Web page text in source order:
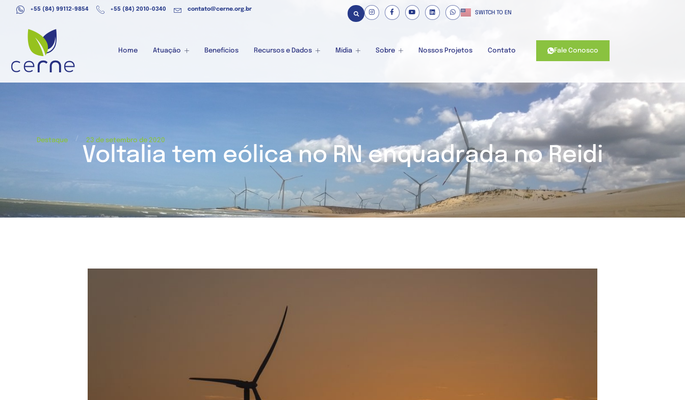
+55 (84) 99112-9854 +55 (84) 2010-0340 contato@cerne.org.br
SWITCH TO EN
Home Atuação Benefícios Recursos e Dados Mídia Sobre Nossos Projetos Contato Fale Conosco
Destaque / 23 de setembro de 2020
Voltalia tem eólica no RN enquadrada no Reidi